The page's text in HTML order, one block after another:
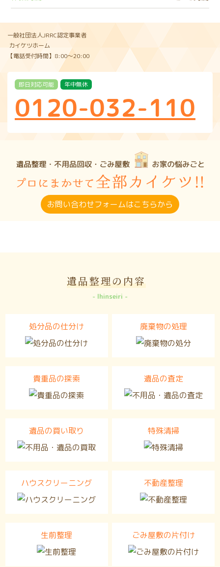
一般社団法人JRRC認定事業者
カイケツホーム
【電話受付時間】8:00〜20:00
即日対応可能 年中無休
0120-032-110
お問い合わせフォームはこちらから
遺品整理の内容
Ihinseiri
処分品の仕分け 廃棄物の処理
貴重品の探索 遺品の査定
遺品の買い取り 特殊清掃
ハウスクリーニング 不動産整理
生前整理 ごみ屋敷の片付け